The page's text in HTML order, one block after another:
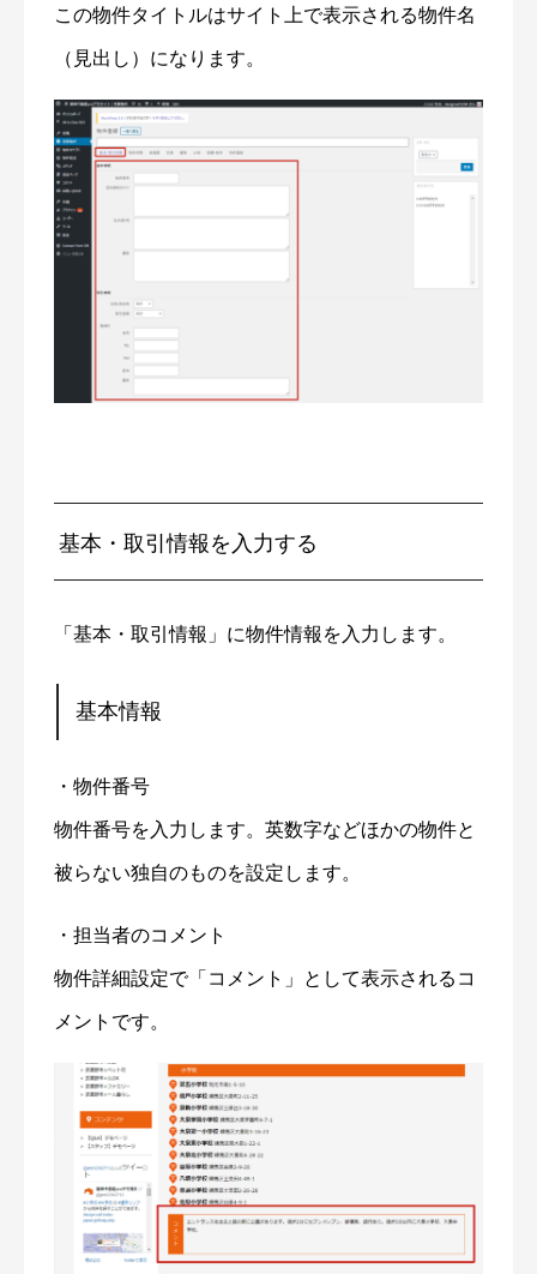
この物件タイトルはサイト上で表示される物件名
（見出し）になります。
基本・取引情報を入力する
「基本・取引情報」に物件情報を入力します。
基本情報
・物件番号
物件番号を入力します。英数字などほかの物件と
被らない独自のものを設定します。
・担当者のコメント
物件詳細設定で「コメント」として表示されるコ
メントです。